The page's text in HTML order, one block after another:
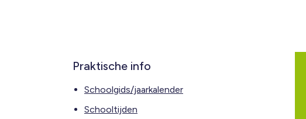
Praktische info
Schoolgids/jaarkalender
Schooltijden